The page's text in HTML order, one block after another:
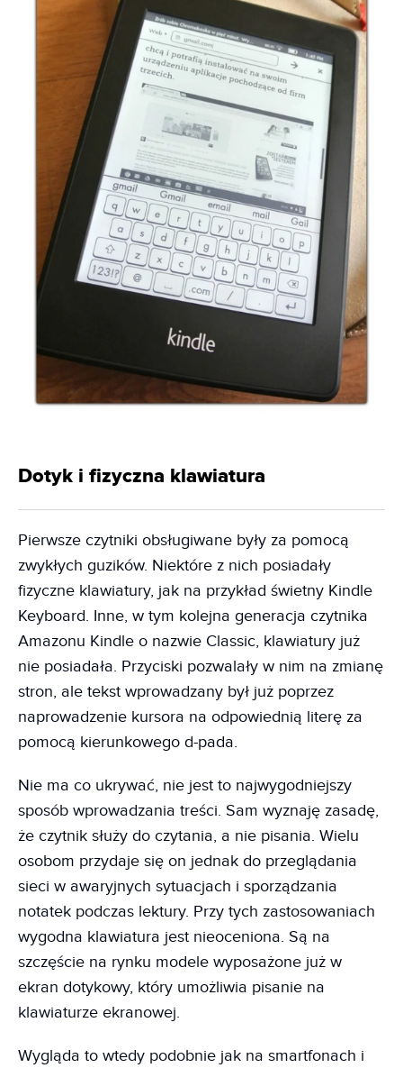
Dotyk i fizyczna klawiatura
Pierwsze czytniki obsługiwane były za pomocą
zwykłych guzików. Niektóre z nich posiadały
fizyczne klawiatury, jak na przykład świetny Kindle
Keyboard. Inne, w tym kolejna generacja czytnika
Amazonu Kindle o nazwie Classic, klawiatury już
nie posiadała. Przyciski pozwalały w nim na zmianę
stron, ale tekst wprowadzany był już poprzez
naprowadzenie kursora na odpowiednią literę za
pomocą kierunkowego d-pada.
Nie ma co ukrywać, nie jest to najwygodniejszy
sposób wprowadzania treści. Sam wyznaję zasadę,
że czytnik służy do czytania, a nie pisania. Wielu
osobom przydaje się on jednak do przeglądania
sieci w awaryjnych sytuacjach i sporządzania
notatek podczas lektury. Przy tych zastosowaniach
wygodna klawiatura jest nieoceniona. Są na
szczęście na rynku modele wyposażone już w
ekran dotykowy, który umożliwia pisanie na
klawiaturze ekranowej.
Wygląda to wtedy podobnie jak na smartfonach i